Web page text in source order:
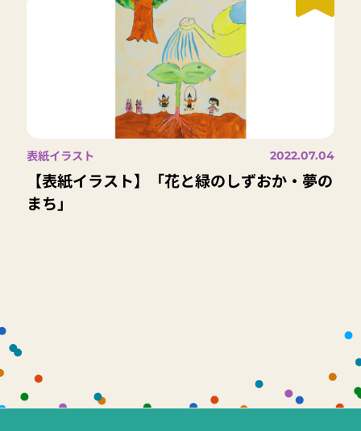
表紙イラスト 2022.07.04
【表紙イラスト】「花と緑のしずおか・夢の
まち」